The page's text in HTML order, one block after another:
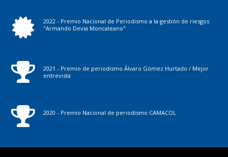
2022 - Premio Nacional de Periodismo a la gestión de riesgos
"Armando Devia Moncaleano"
2021 - Premio de periodismo Álvaro Gómez Hurtado / Mejor
entrevista
2020 - Premio Nacional de periodismo CAMACOL